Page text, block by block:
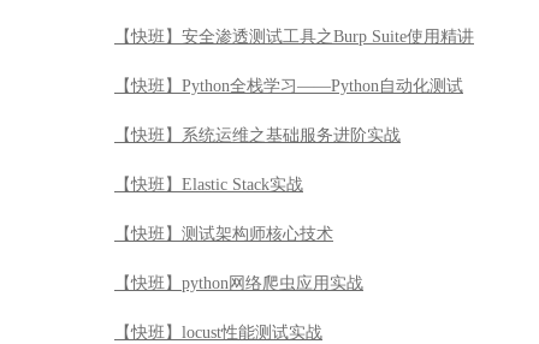
【快班】安全渗透测试工具之Burp Suite使用精讲
【快班】Python全栈学习——Python自动化测试
【快班】系统运维之基础服务进阶实战
【快班】Elastic Stack实战
【快班】测试架构师核心技术
【快班】python网络爬虫应用实战
【快班】locust性能测试实战